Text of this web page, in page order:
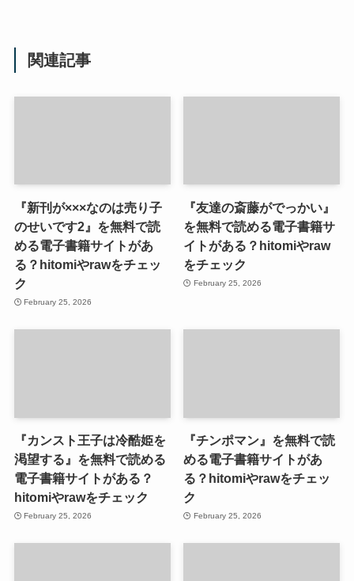
関連記事
『新刊が×××なのは売り子
のせいです2』を無料で読
める電子書籍サイトがあ
る？hitomiやrawをチェッ
ク
February 25, 2026
『友達の斎藤がでっかい』
を無料で読める電子書籍サ
イトがある？hitomiやraw
をチェック
February 25, 2026
『カンスト王子は冷酷姫を
渇望する』を無料で読める
電子書籍サイトがある？
hitomiやrawをチェック
February 25, 2026
『チンポマン』を無料で読
める電子書籍サイトがあ
る？hitomiやrawをチェッ
ク
February 25, 2026